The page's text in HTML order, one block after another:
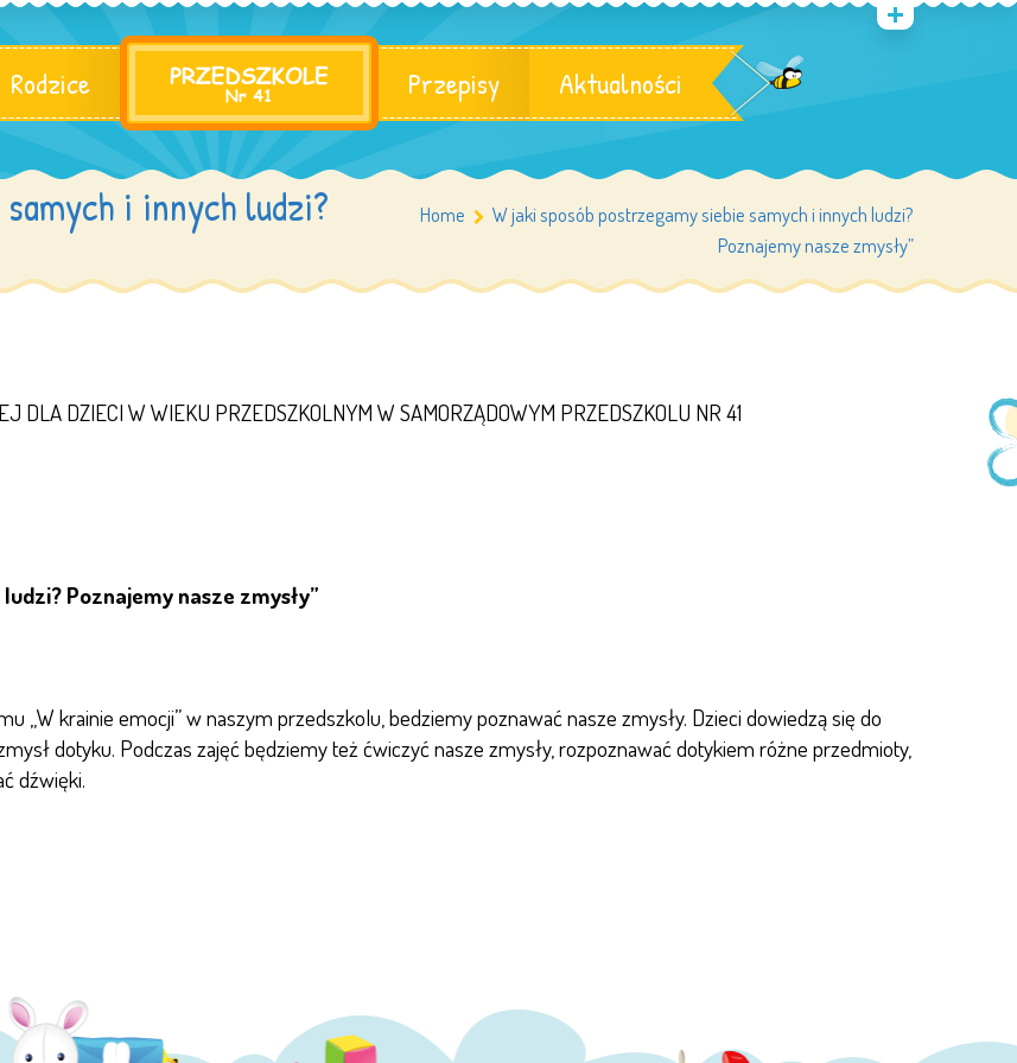
Rodzice Przepisy Aktualności
i innych ludzi?
Home
W jaki sposób postrzegamy siebie samych i innych ludzi?
Poznajemy nasze zmysły”
DLA DZIECI W WIEKU PRZEDSZKOLNYM W SAMORZĄDOWYM PRZEDSZKOLU NR 41
Poznajemy nasze zmysły”
„W krainie emocji” w naszym przedszkolu, bedziemy poznawać nasze zmysły. Dzieci dowiedzą się do
dotyku. Podczas zajęć będziemy też ćwiczyć nasze zmysły, rozpoznawać dotykiem różne przedmioty,
dźwięki.